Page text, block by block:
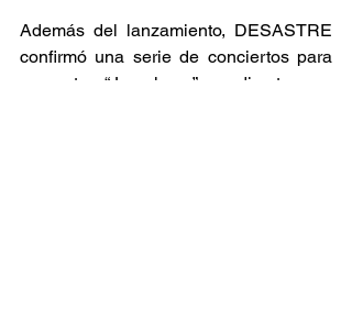
Además del lanzamiento, DESASTRE
confirmó una serie de conciertos para
presentar “Jornaleros” en directo, con